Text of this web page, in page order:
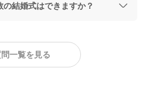
結婚式はできますか？
一覧を見る